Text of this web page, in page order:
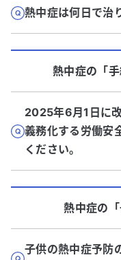
熱中症は何日で治
熱中症の「
2025年6月1日に
義務化する労働安
ください。
熱中症の「
子供の熱中症予防